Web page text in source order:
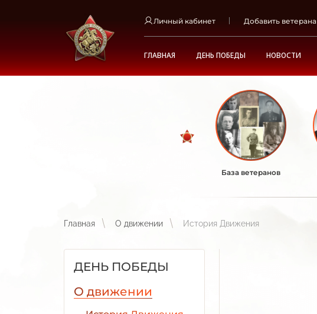
Личный кабинет Добавить ветерана
ГЛАВНАЯ ДЕНЬ ПОБЕДЫ НОВОСТИ
База ветеранов
Главная О движении История Движения
ДЕНЬ ПОБЕДЫ
О движении